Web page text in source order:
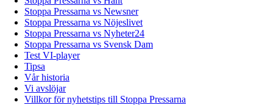
Stoppa Pressarna vs Newsner
Stoppa Pressarna vs Nöjeslivet
Stoppa Pressarna vs Nyheter24
Stoppa Pressarna vs Svensk Dam
Test VI-player
Tipsa
Vår historia
Vi avslöjar
Villkor för nyhetstips till Stoppa Pressarna